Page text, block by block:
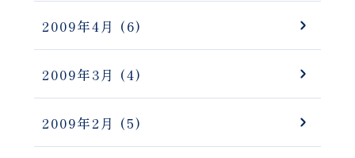
2009年4月 (6)
2009年3月 (4)
2009年2月 (5)